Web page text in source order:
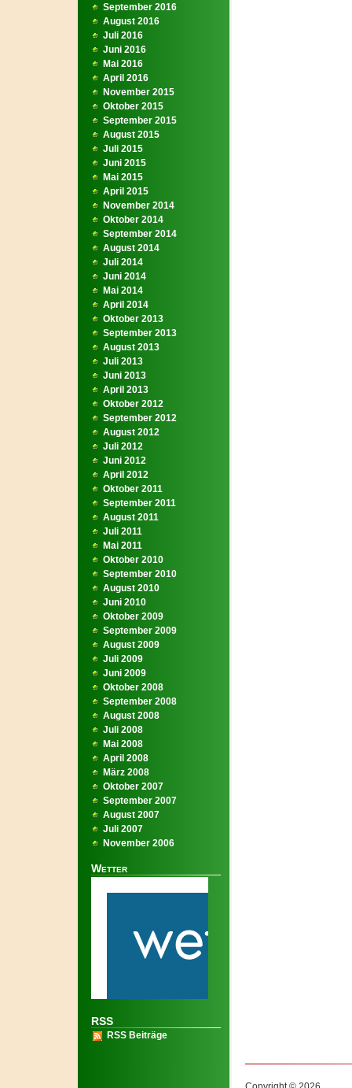
September 2016
August 2016
Juli 2016
Juni 2016
Mai 2016
April 2016
November 2015
Oktober 2015
September 2015
August 2015
Juli 2015
Juni 2015
Mai 2015
April 2015
November 2014
Oktober 2014
September 2014
August 2014
Juli 2014
Juni 2014
Mai 2014
April 2014
Oktober 2013
September 2013
August 2013
Juli 2013
Juni 2013
April 2013
Oktober 2012
September 2012
August 2012
Juli 2012
Juni 2012
April 2012
Oktober 2011
September 2011
August 2011
Juli 2011
Mai 2011
Oktober 2010
September 2010
August 2010
Juni 2010
Oktober 2009
September 2009
August 2009
Juli 2009
Juni 2009
Oktober 2008
September 2008
August 2008
Juli 2008
Mai 2008
April 2008
März 2008
Oktober 2007
September 2007
August 2007
Juli 2007
November 2006
Wetter
RSS
RSS Beiträge